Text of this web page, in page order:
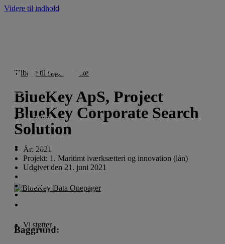
Videre til indhold
Vi støtter
For ansøgere
Om fonden
English
Vi støtter
Lån til iværksætteri og innovation
Tilbage til søgeresultatet
BlueKey ApS, Project
BlueKey Corporate Search
Solution
År: 2021
Projekt: 1. Maritimt iværksætteri og innovation (lån)
Udgivet den 21. juni 2021
Baggrund: